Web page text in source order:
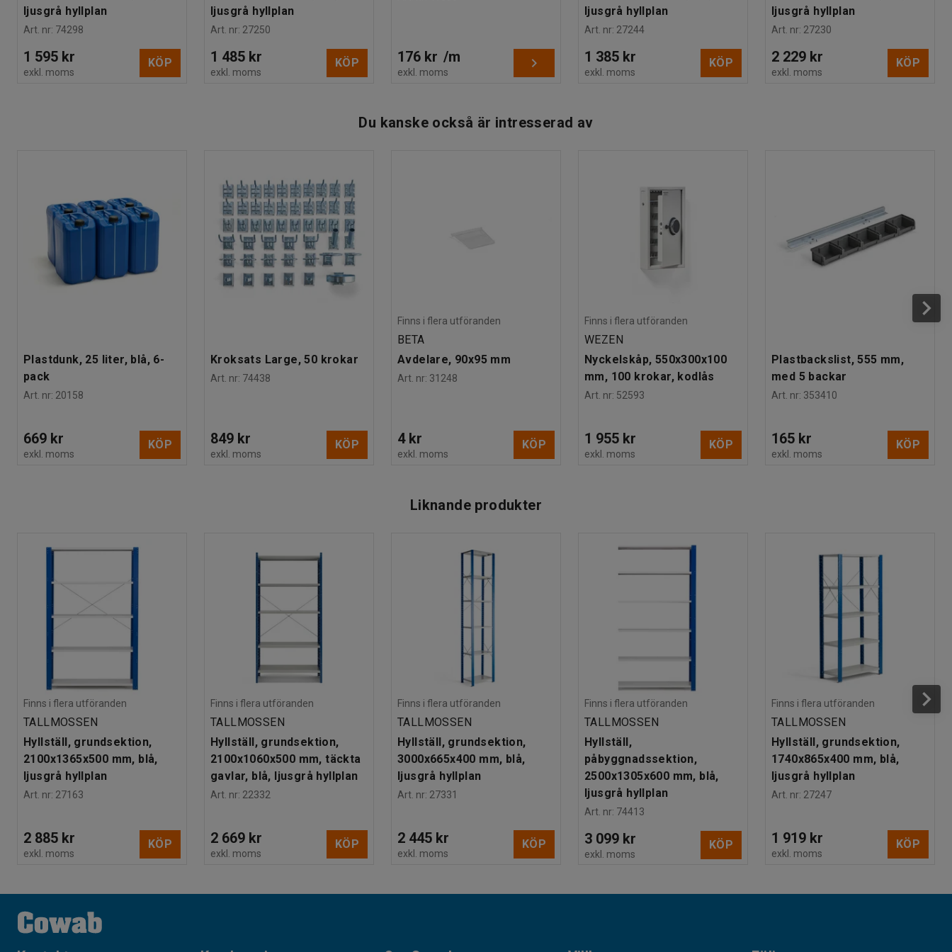
ljusgrå hyllplan
Art. nr: 74298
1 595 kr
exkl. moms
KÖP
ljusgrå hyllplan
Art. nr: 27250
1 485 kr
exkl. moms
KÖP 176 kr /m
exkl. moms
ljusgrå hyllplan
Art. nr: 27244
1 385 kr
exkl. moms
KÖP
ljusgrå hyllplan
Art. nr: 27230
2 229 kr
exkl. moms
KÖP
Du kanske också är intresserad av
Plastdunk, 25 liter, blå, 6-
pack
Art. nr: 20158
669 kr
exkl. moms
KÖP
Kroksats Large, 50 krokar
Art. nr: 74438
849 kr
exkl. moms
KÖP
Finns i flera utföranden
BETA
Avdelare, 90x95 mm
Art. nr: 31248
4 kr
exkl. moms
KÖP
Finns i flera utföranden
WEZEN
Nyckelskåp, 550x300x100
mm, 100 krokar, kodlås
Art. nr: 52593
1 955 kr
exkl. moms
KÖP
Plastbackslist, 555 mm,
med 5 backar
Art. nr: 353410
165 kr
exkl. moms
KÖP
Liknande produkter
Finns i flera utföranden
TALLMOSSEN
Hyllställ, grundsektion,
2100x1365x500 mm, blå,
ljusgrå hyllplan
Art. nr: 27163
2 885 kr
exkl. moms
KÖP
Finns i flera utföranden
TALLMOSSEN
Hyllställ, grundsektion,
2100x1060x500 mm, täckta
gavlar, blå, ljusgrå hyllplan
Art. nr: 22332
2 669 kr
exkl. moms
KÖP
Finns i flera utföranden
TALLMOSSEN
Hyllställ, grundsektion,
3000x665x400 mm, blå,
ljusgrå hyllplan
Art. nr: 27331
2 445 kr
exkl. moms
KÖP
Finns i flera utföranden
TALLMOSSEN
Hyllställ,
påbyggnadssektion,
2500x1305x600 mm, blå,
ljusgrå hyllplan
Art. nr: 74413
3 099 kr
exkl. moms
KÖP
Finns i flera utföranden
TALLMOSSEN
Hyllställ, grundsektion,
1740x865x400 mm, blå,
ljusgrå hyllplan
Art. nr: 27247
1 919 kr
exkl. moms
KÖP